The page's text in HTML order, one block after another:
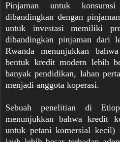
Pinjaman untuk
dibandingkan dengan
untuk investasi memiliki
dibandingkan pinjaman dari
Rwanda menunjukkan
bentuk kredit modern lebih
banyak pendidikan, lahan
menjadi anggota koperasi.
Sebuah penelitian di
menunjukkan bahwa kredit
untuk petani komersial kecil)